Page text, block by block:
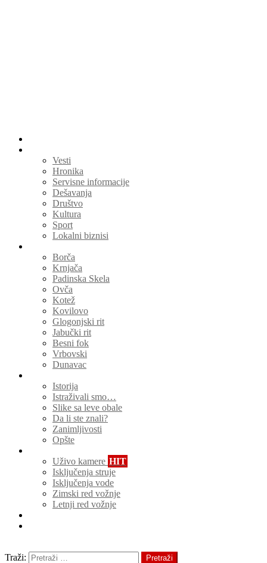
Vesti
Hronika
Servisne informacije
Dešavanja
Društvo
Kultura
Sport
Lokalni biznisi
Borča
Krnjača
Padinska Skela
Ovča
Kotež
Kovilovo
Glogonjski rit
Jabučki rit
Besni fok
Vrbovski
Dunavac
Istorija
Istraživali smo…
Slike sa leve obale
Da li ste znali?
Zanimljivosti
Opšte
Uživo kamere HIT
Isključenja struje
Isključenja vode
Zimski red vožnje
Letnji red vožnje
Traži:
Pretraži